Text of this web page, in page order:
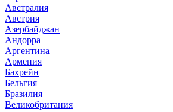
Австралия
Австрия
Азербайджан
Андорра
Аргентина
Армения
Бахрейн
Бельгия
Бразилия
Великобритания